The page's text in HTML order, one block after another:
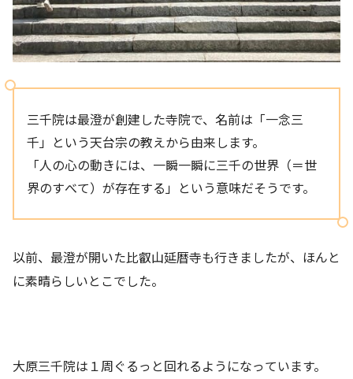
三千院は最澄が創建した寺院で、名前は「一念三
千」という天台宗の教えから由来します。
「人の心の動きには、一瞬一瞬に三千の世界（＝世
界のすべて）が存在する」という意味だそうです。
以前、最澄が開いた比叡山延暦寺も行きましたが、ほんと
に素晴らしいとこでした。
大原三千院は１周ぐるっと回れるようになっています。